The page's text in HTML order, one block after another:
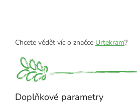
Chcete vědět víc o značce Urtekram?
Doplňkové parametry